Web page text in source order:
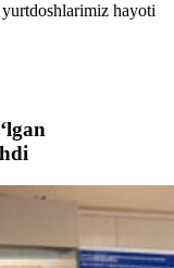
yurtdoshlarimiz hayoti